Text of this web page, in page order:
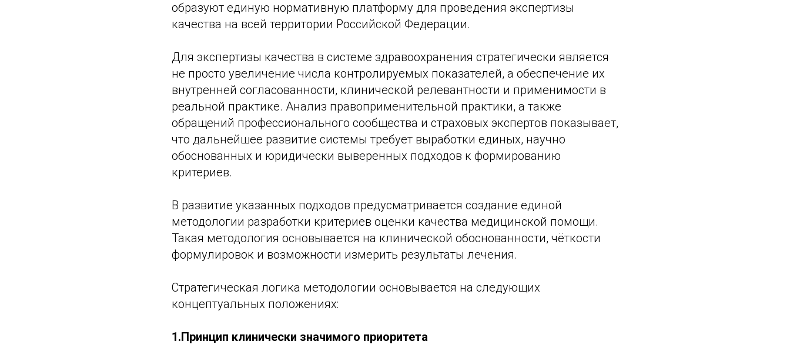
образуют единую нормативную платформу для проведения экспертизы
качества на всей территории Российской Федерации.
Для экспертизы качества в системе здравоохранения стратегически является
не просто увеличение числа контролируемых показателей, а обеспечение их
внутренней согласованности, клинической релевантности и применимости в
реальной практике. Анализ правоприменительной практики, а также
обращений профессионального сообщества и страховых экспертов показывает,
что дальнейшее развитие системы требует выработки единых, научно
обоснованных и юридически выверенных подходов к формированию
критериев.
В развитие указанных подходов предусматривается создание единой
методологии разработки критериев оценки качества медицинской помощи.
Такая методология основывается на клинической обоснованности, чёткости
формулировок и возможности измерить результаты лечения.
Стратегическая логика методологии основывается на следующих
концептуальных положениях:
1.Принцип клинически значимого приоритета